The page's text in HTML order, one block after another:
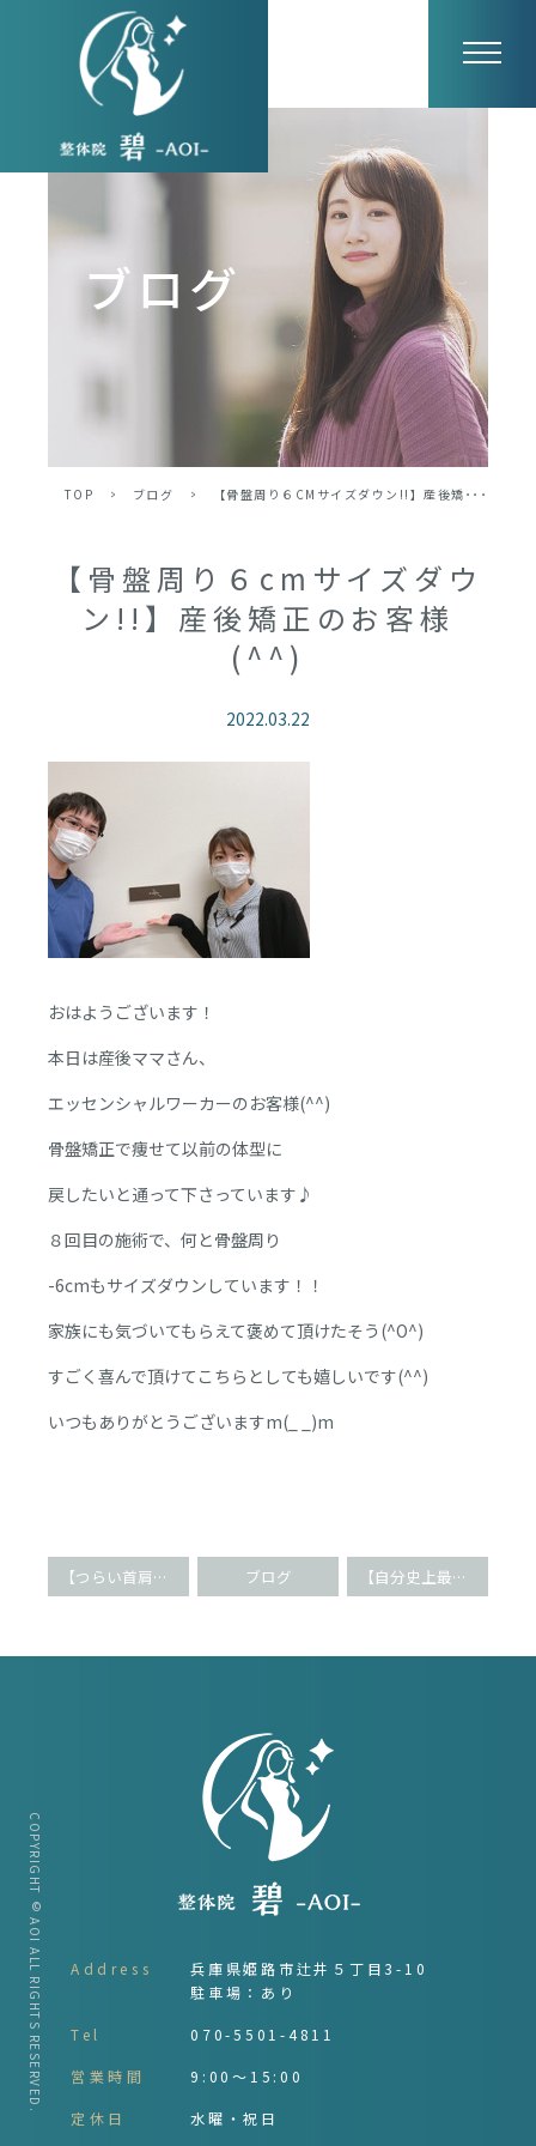
ブログ
TOP > ブログ > 【骨盤周り６CMサイズダウン!!】産後矯･･･
【骨盤周り６cmサイズダウ
ン!!】産後矯正のお客様
(^^)
2022.03.22
おはようございます！
本日は産後ママさん、
エッセンシャルワーカーのお客様(^^)
骨盤矯正で痩せて以前の体型に
戻したいと通って下さっています♪
８回目の施術で、何と骨盤周り
-6cmもサイズダウンしています！！
家族にも気づいてもらえて褒めて頂けたそう(^O^)
すごく喜んで頂けてこちらとしても嬉しいです(^^)
いつもありがとうございますm(_ _)m
【つらい首肩こりに!!】根本改善の筋膜リリース(^O^) ブログ 【自分史上最高の美脚へ!!】スタイルUP骨盤矯正(^O^)
Address
兵庫県姫路市辻井５丁目3-10
駐車場：あり
Tel 070-5501-4811
営業時間 9:00～15:00
定休日 水曜・祝日
COPYRIGHT © AOI ALL RIGHTS RESERVED.